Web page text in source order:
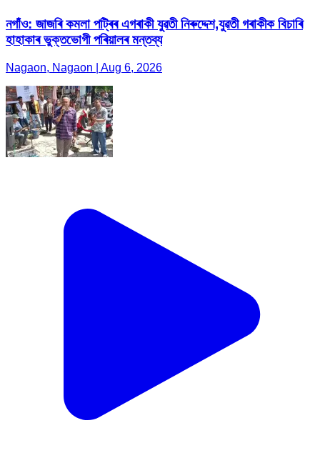
নগাঁও: জাজৰি কমলা পট্ৰিৰ এগৰাকী যুৱতী নিৰুদ্দেশ,যুৱতী গৰাকীক বিচাৰি
হাহাকাৰ ভুক্তভোগী পৰিয়ালৰ মন্তব্য
Nagaon, Nagaon | Aug 6, 2026